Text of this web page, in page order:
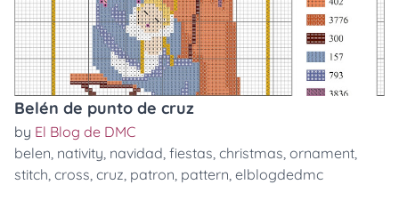
Belén de punto de cruz
by El Blog de DMC
belen, nativity, navidad, fiestas, christmas, ornament,
stitch, cross, cruz, patron, pattern, elblogdedmc